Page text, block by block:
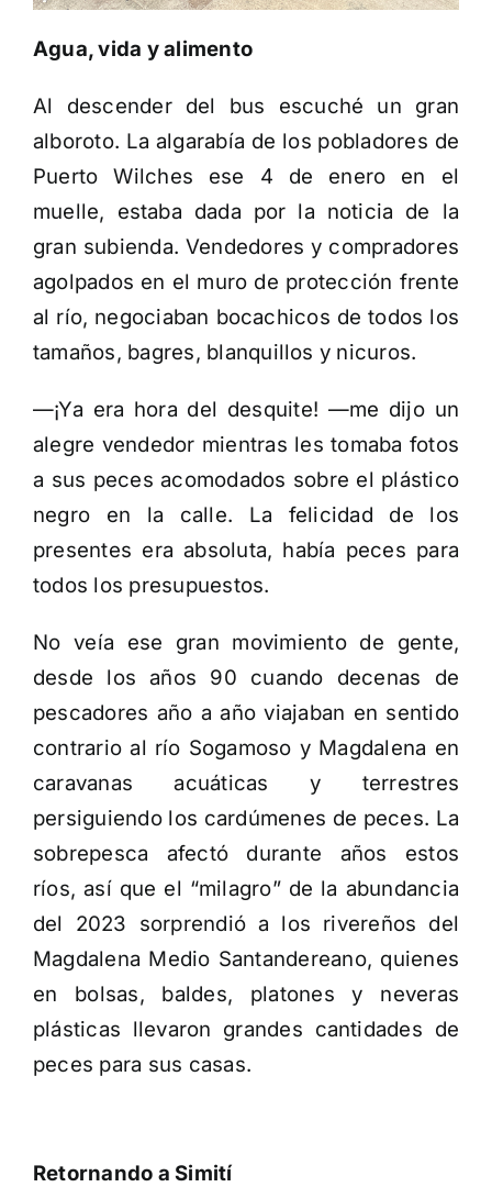
Agua, vida y alimento
Al descender del bus escuché un gran
alboroto. La algarabía de los pobladores de
Puerto Wilches ese 4 de enero en el
muelle, estaba dada por la noticia de la
gran subienda. Vendedores y compradores
agolpados en el muro de protección frente
al río, negociaban bocachicos de todos los
tamaños, bagres, blanquillos y nicuros.
—¡Ya era hora del desquite! —me dijo un
alegre vendedor mientras les tomaba fotos
a sus peces acomodados sobre el plástico
negro en la calle. La felicidad de los
presentes era absoluta, había peces para
todos los presupuestos.
No veía ese gran movimiento de gente,
desde los años 90 cuando decenas de
pescadores año a año viajaban en sentido
contrario al río Sogamoso y Magdalena en
caravanas acuáticas y terrestres
persiguiendo los cardúmenes de peces. La
sobrepesca afectó durante años estos
ríos, así que el “milagro” de la abundancia
del 2023 sorprendió a los rivereños del
Magdalena Medio Santandereano, quienes
en bolsas, baldes, platones y neveras
plásticas llevaron grandes cantidades de
peces para sus casas.
Retornando a Simití